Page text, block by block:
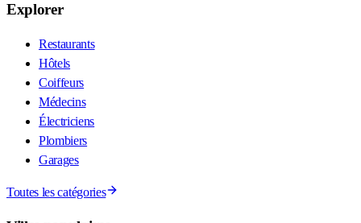
Explorer
Restaurants
Hôtels
Coiffeurs
Médecins
Électriciens
Plombiers
Garages
Toutes les catégories